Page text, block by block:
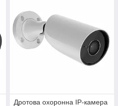
Дротова охоронна IP-камера